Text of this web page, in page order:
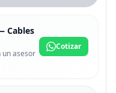
Cables
un asesor
Cotizar